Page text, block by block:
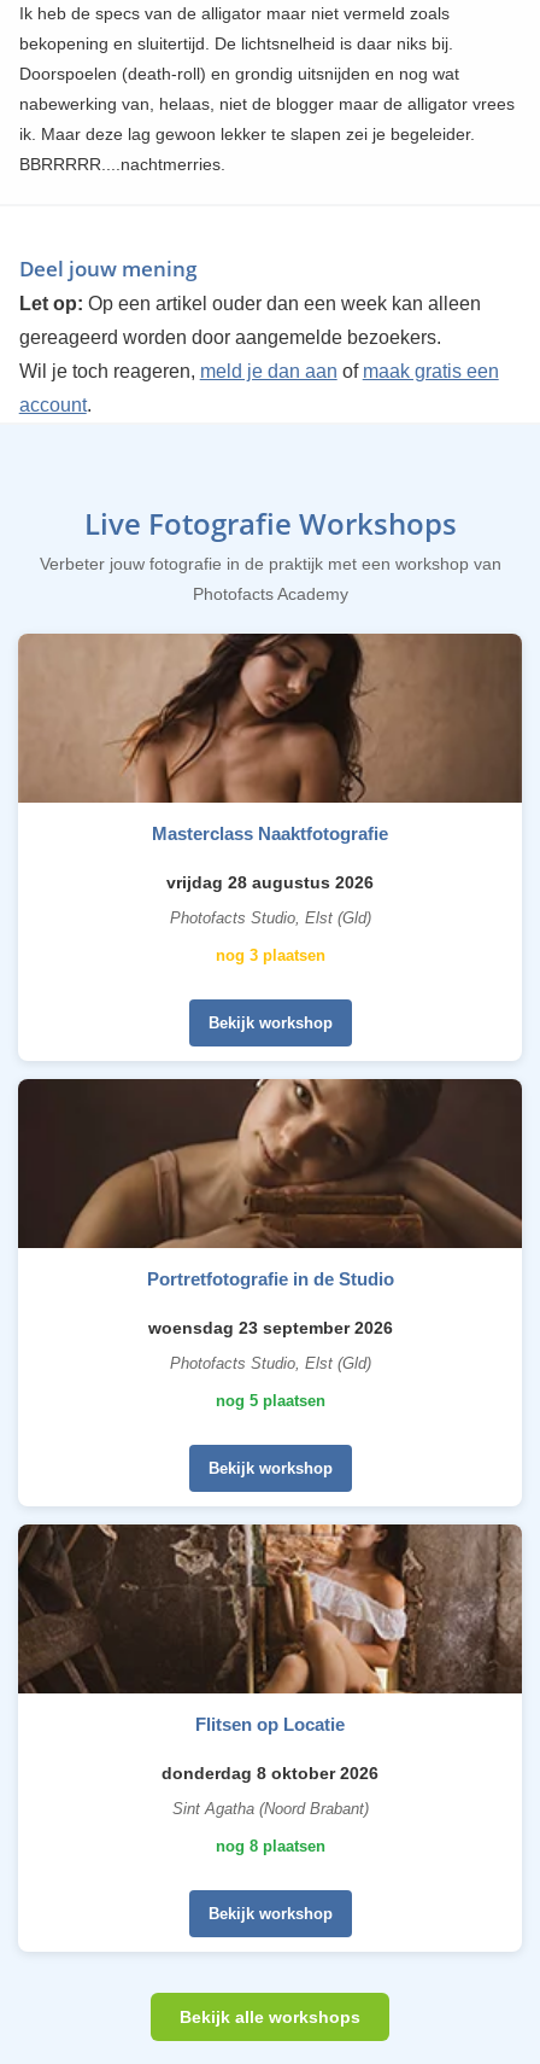
Ik heb de specs van de alligator maar niet vermeld zoals
bekopening en sluitertijd. De lichtsnelheid is daar niks bij.
Doorspoelen (death-roll) en grondig uitsnijden en nog wat
nabewerking van, helaas, niet de blogger maar de alligator vrees
ik. Maar deze lag gewoon lekker te slapen zei je begeleider.
BBRRRRR....nachtmerries.
Deel jouw mening
Let op: Op een artikel ouder dan een week kan alleen
gereageerd worden door aangemelde bezoekers.
Wil je toch reageren, meld je dan aan of maak gratis een
account.
Live Fotografie Workshops
Verbeter jouw fotografie in de praktijk met een workshop van
Photofacts Academy
Masterclass Naaktfotografie
vrijdag 28 augustus 2026
Photofacts Studio, Elst (Gld)
nog 3 plaatsen
Bekijk workshop
Portretfotografie in de Studio
woensdag 23 september 2026
Photofacts Studio, Elst (Gld)
nog 5 plaatsen
Bekijk workshop
Flitsen op Locatie
donderdag 8 oktober 2026
Sint Agatha (Noord Brabant)
nog 8 plaatsen
Bekijk workshop
Bekijk alle workshops